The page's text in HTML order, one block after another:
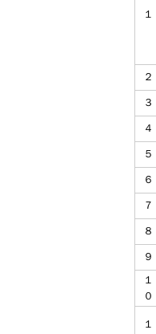
１
２
３
４
５
６
７
８
９
１
０
１